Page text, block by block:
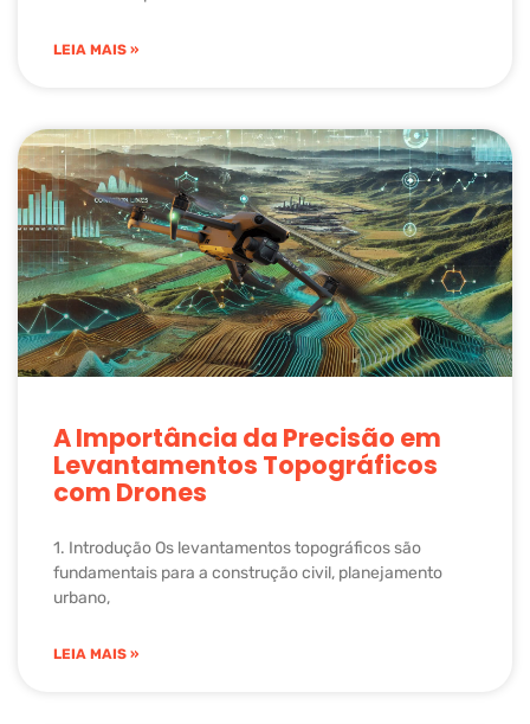
LEIA MAIS »
A Importância da Precisão em
Levantamentos Topográficos
com Drones
1. Introdução Os levantamentos topográficos são
fundamentais para a construção civil, planejamento
urbano,
LEIA MAIS »